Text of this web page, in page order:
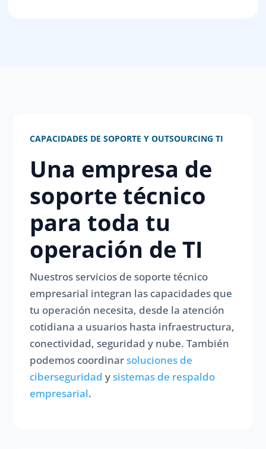
CAPACIDADES DE SOPORTE Y OUTSOURCING TI
Una empresa de
soporte técnico
para toda tu
operación de TI
Nuestros servicios de soporte técnico
empresarial integran las capacidades que
tu operación necesita, desde la atención
cotidiana a usuarios hasta infraestructura,
conectividad, seguridad y nube. También
podemos coordinarsoluciones de
ciberseguridad ysistemas de respaldo
empresarial.